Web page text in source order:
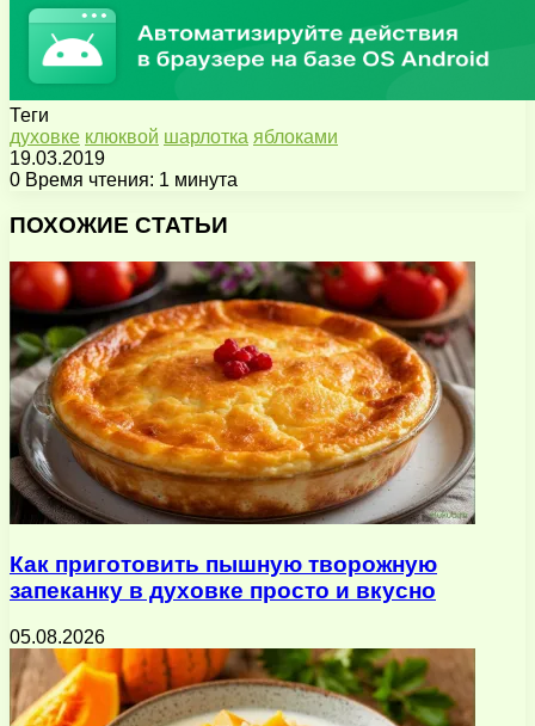
Теги
духовке клюквой шарлотка яблоками
19.03.2019
0 Время чтения: 1 минута
через
почту
ПОХОЖИЕ СТАТЬИ
Как приготовить пышную творожную
запеканку в духовке просто и вкусно
05.08.2026